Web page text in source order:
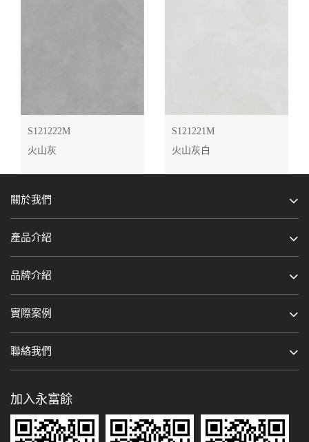
S121222M
火山灰
S121221M
火山灰白
關於我們
產品介紹
品牌介紹
實際案例
聯絡我們
加入永富餘